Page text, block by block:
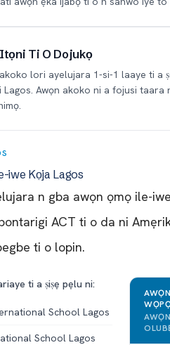
Ti O Dojukọ
lori ayelujara 1-si-1 laaye ti a
Lagos. Awọn akoko ni a fojusi
iwe Kọja Lagos
n gba awọn ọmọ ile-
ACT ti o da ni
ti o lopin.
ti a ṣiṣẹ pẹlu ni:
School Lagos
School Lagos